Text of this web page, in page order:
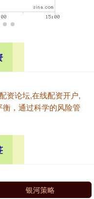
资论坛,在线配资开户,
，通过科学的风险管
银河策略